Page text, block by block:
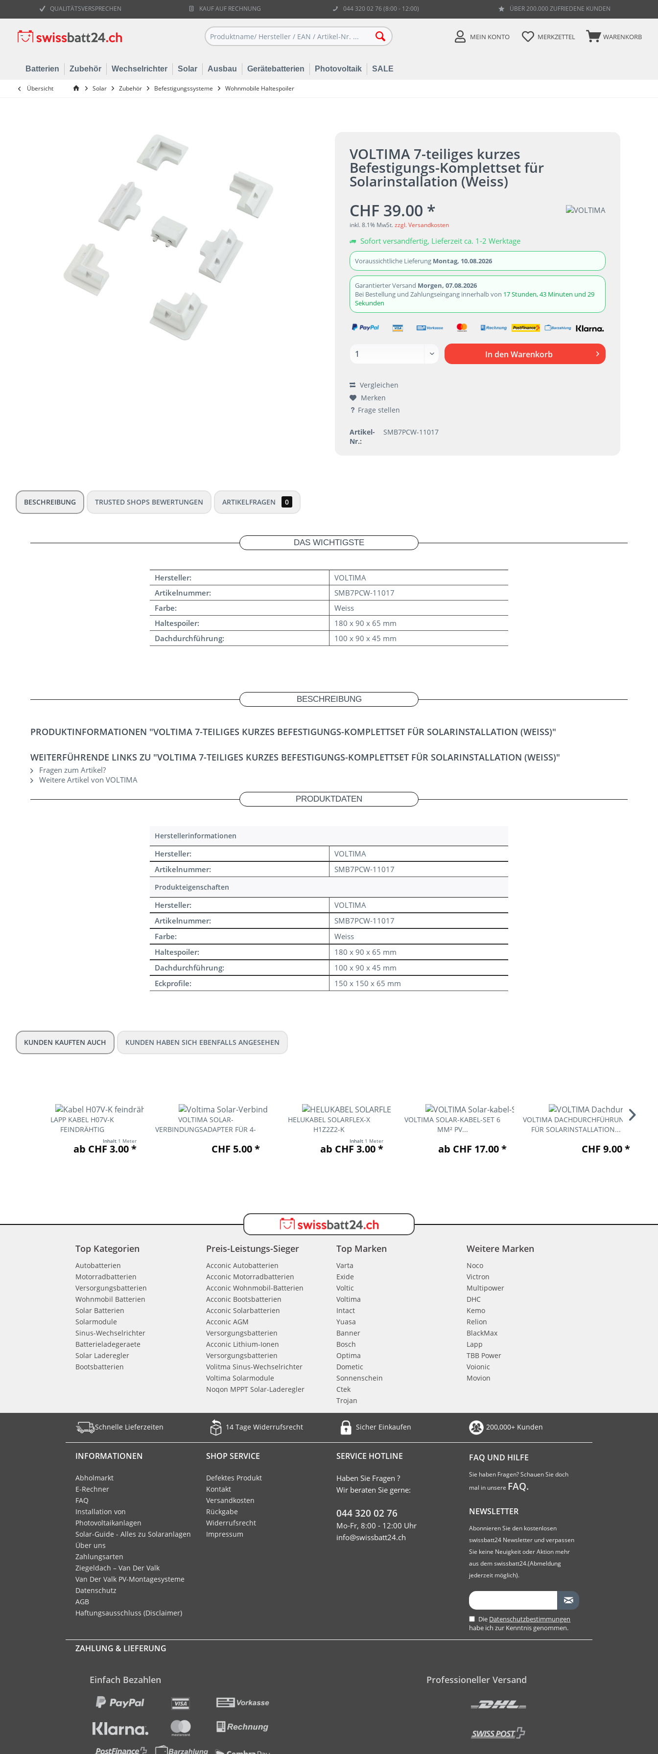
QUALITÄTSVERSPRECHEN KAUF AUF RECHNUNG 044 320 02 76 (8:00 - 12:00) ÜBER 200.000 ZUFRIEDENE KUNDEN
WARENKORB
MERKZETTEL
MEIN KONTO
Batterien Zubehör Wechselrichter Solar Ausbau Gerätebatterien Photovoltaik SALE
Übersicht Solar Zubehör Befestigungssysteme Wohnmobile Haltespoiler
VOLTIMA 7-teiliges kurzes
Befestigungs-Komplettset für
Solarinstallation (Weiss)
CHF 39.00 *
inkl. 8.1% MwSt.zzgl. Versandkosten
Sofort versandfertig, Lieferzeit ca. 1-2 Werktage
Voraussichtliche Lieferung Montag, 10.08.2026
Garantierter Versand Morgen, 07.08.2026
Bei Bestellung und Zahlungseingang innerhalb von 17 Stunden, 43 Minuten und 29
Sekunden
In den Warenkorb
Vergleichen
Merken
Frage stellen
Artikel-
Nr.:
SMB7PCW-11017
BESCHREIBUNG TRUSTED SHOPS BEWERTUNGEN ARTIKELFRAGEN 0
DAS WICHTIGSTE
Hersteller:
VOLTIMA
Artikelnummer:
SMB7PCW-11017
Farbe:
Weiss
Haltespoiler:
180 x 90 x 65 mm
Dachdurchführung:
100 x 90 x 45 mm
BESCHREIBUNG
PRODUKTINFORMATIONEN "VOLTIMA 7-TEILIGES KURZES BEFESTIGUNGS-KOMPLETTSET FÜR SOLARINSTALLATION (WEISS)"
WEITERFÜHRENDE LINKS ZU "VOLTIMA 7-TEILIGES KURZES BEFESTIGUNGS-KOMPLETTSET FÜR SOLARINSTALLATION (WEISS)"
Fragen zum Artikel?
Weitere Artikel von VOLTIMA
PRODUKTDATEN
Herstellerinformationen
Hersteller:
VOLTIMA
Artikelnummer:
SMB7PCW-11017
Produkteigenschaften
Hersteller:
VOLTIMA
Artikelnummer:
SMB7PCW-11017
Farbe:
Weiss
Haltespoiler:
180 x 90 x 65 mm
Dachdurchführung:
100 x 90 x 45 mm
Eckprofile:
150 x 150 x 65 mm
KUNDEN KAUFTEN AUCH KUNDEN HABEN SICH EBENFALLS ANGESEHEN
LAPP KABEL H07V-K
FEINDRÄHTIG
Inhalt 1 Meter
ab CHF 3.00 *
VOLTIMA SOLAR-
VERBINDUNGSADAPTER FÜR 4-
CHF 5.00 *
HELUKABEL SOLARFLEX-X
H1Z2Z2-K
Inhalt 1 Meter
ab CHF 3.00 *
VOLTIMA SOLAR-KABEL-SET 6
MM² PV...
ab CHF 17.00 *
VOLTIMA DACHDURCHFÜHRUNG
FÜR SOLARINSTALLATION...
CHF 9.00 *
Top Kategorien
Autobatterien
Motorradbatterien
Versorgungsbatterien
Wohnmobil Batterien
Solar Batterien
Solarmodule
Sinus-Wechselrichter
Batterieladegeraete
Solar Laderegler
Bootsbatterien
Preis-Leistungs-Sieger
Acconic Autobatterien
Acconic Motorradbatterien
Acconic Wohnmobil-Batterien
Acconic Bootsbatterien
Acconic Solarbatterien
Acconic AGM
Versorgungsbatterien
Acconic Lithium-Ionen
Versorgungsbatterien
Volitma Sinus-Wechselrichter
Voltima Solarmodule
Noqon MPPT Solar-Laderegler
Top Marken
Varta
Exide
Voltic
Voltima
Intact
Yuasa
Banner
Bosch
Optima
Dometic
Sonnenschein
Ctek
Trojan
Weitere Marken
Noco
Victron
Multipower
DHC
Kemo
Relion
BlackMax
Lapp
TBB Power
Voionic
Movion
Schnelle Lieferzeiten 14 Tage Widerrufsrecht Sicher Einkaufen 200,000+ Kunden
INFORMATIONEN
Abholmarkt
E-Rechner
FAQ
Installation von
Photovoltaikanlagen
Solar-Guide - Alles zu Solaranlagen
Über uns
Zahlungsarten
Ziegeldach – Van Der Valk
Van Der Valk PV-Montagesysteme
Datenschutz
AGB
Haftungsausschluss (Disclaimer)
SHOP SERVICE
Defektes Produkt
Kontakt
Versandkosten
Rückgabe
Widerrufsrecht
Impressum
SERVICE HOTLINE
Haben Sie Fragen ?
Wir beraten Sie gerne:
044 320 02 76
Mo-Fr, 8:00 - 12:00 Uhr
info@swissbatt24.ch
FAQ UND HILFE
Sie haben Fragen? Schauen Sie doch
mal in unsere FAQ.
NEWSLETTER
Abonnieren Sie den kostenlosen
swissbatt24 Newsletter und verpassen
Sie keine Neuigkeit oder Aktion mehr
aus dem swissbatt24.(Abmeldung
jederzeit möglich).
Die Datenschutzbestimmungen
habe ich zur Kenntnis genommen.
ZAHLUNG & LIEFERUNG
Einfach Bezahlen Professioneller Versand